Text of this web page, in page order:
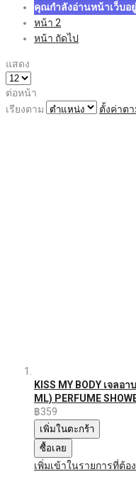
คุณกำลังอ่านหน้าเว็บอยู่
หน้า 2
หน้า ถัดไป
แสดง
ต่อหน้า
เรียงตาม
ตั้งค่าต
KISS MY BODY เจล
ML) PERFUME
฿359
เพิ่มในตะกร้า
ซื้อเลย
เพิ่มเข้าในรายการที่ต้อ